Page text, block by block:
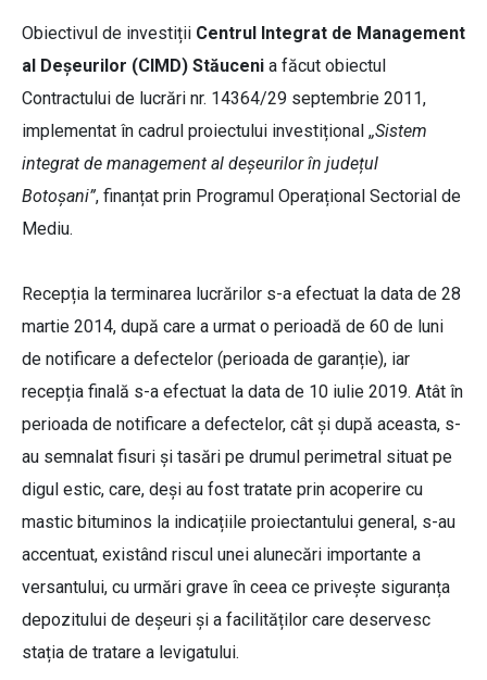
Obiectivul de investiții Centrul Integrat de Management
al Deșeurilor (CIMD) Stăuceni a făcut obiectul
Contractului de lucrări nr. 14364/29 septembrie 2011,
implementat în cadrul proiectului investițional ,,Sistem
integrat de management al deșeurilor în județul
Botoșani”, finanțat prin Programul Operațional Sectorial de
Mediu.
Recepția la terminarea lucrărilor s-a efectuat la data de 28
martie 2014, după care a urmat o perioadă de 60 de luni
de notificare a defectelor (perioada de garanție), iar
recepția finală s-a efectuat la data de 10 iulie 2019. Atât în
perioada de notificare a defectelor, cât și după aceasta, s-
au semnalat fisuri și tasări pe drumul perimetral situat pe
digul estic, care, deși au fost tratate prin acoperire cu
mastic bituminos la indicațiile proiectantului general, s-au
accentuat, existând riscul unei alunecări importante a
versantului, cu urmări grave în ceea ce privește siguranța
depozitului de deșeuri și a facilităților care deservesc
stația de tratare a levigatului.